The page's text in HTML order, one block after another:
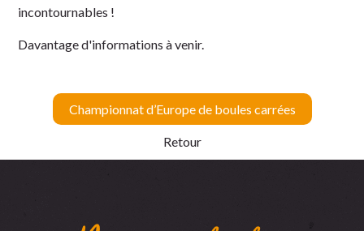
incontournables !
Davantage d'informations à venir.
Championnat d’Europe de boules carrées
Retour